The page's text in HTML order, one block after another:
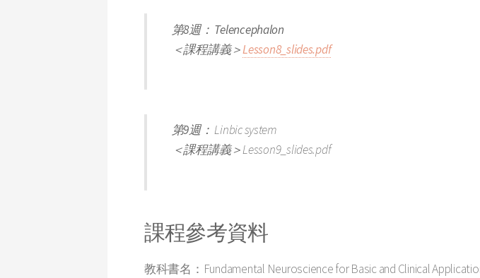
第8週： Telencephalon
＜課程講義＞Lesson8_slides.pdf
第9週：Linbic system
＜課程講義＞Lesson9_slides.pdf
課程參考資料
教科書名：Fundamental Neuroscience for Basic and Clinical